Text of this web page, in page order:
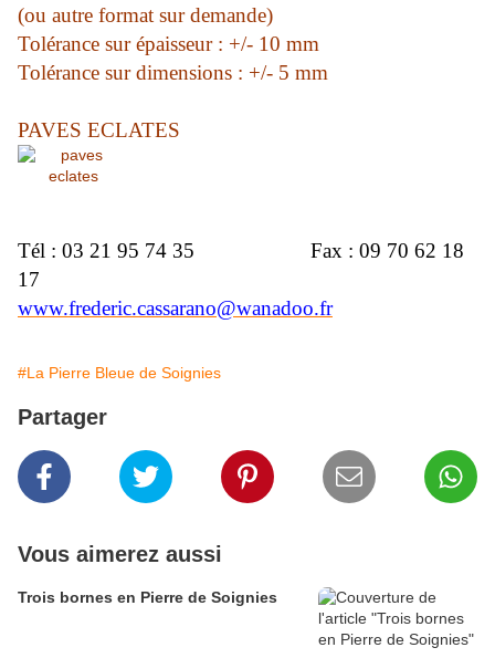
(ou autre format sur demande)
Tolérance sur épaisseur : +/- 10 mm
Tolérance sur dimensions : +/- 5 mm
PAVES ECLATES
Tél : 03 21 95 74 35
Fax : 09 70 62 18
17
www.frederic.cassarano@wanadoo.fr
#La Pierre Bleue de Soignies
Partager
Vous aimerez aussi
Trois bornes en Pierre de Soignies